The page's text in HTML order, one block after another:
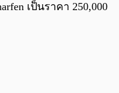
เป็นราคา 250,000